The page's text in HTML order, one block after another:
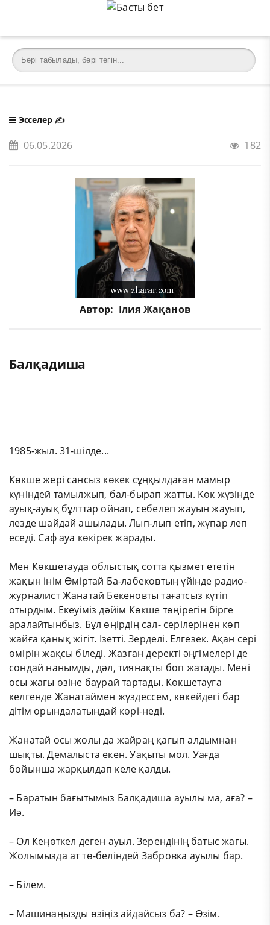
Эсселер✍️
06.05.2026 182
Автор: Ілия Жақанов
Балқадиша
1985-жыл. 31-шілде...
Көкше жері сансыз көкек сұңқылдаған мамыр
күніндей тамылжып, бал-бырап жатты. Көк жүзінде
ауық-ауық бұлттар ойнап, себелеп жауын жауып,
лезде шайдай ашылады. Лып-лып етіп, жұпар леп
еседі. Саф ауа көкірек жарады.
Мен Көкшетауда облыстық сотта қызмет ететін
жақын інім Өміртай Ба-лабековтың үйінде радио-
журналист Жанатай Бекеновты тағатсыз күтіп
отырдым. Екеуіміз дәйім Көкше төңірегін бірге
аралайтынбыз. Бұл өңірдің сал- серілерінен көп
жайға қанық жігіт. Ізетті. Зерделі. Елгезек. Ақан сері
өмірін жақсы біледі. Жазған деректі әңгімелері де
сондай нанымды, дәл, тиянақты боп жатады. Мені
осы жағы өзіне баурай тартады. Көкшетауға
келгенде Жанатаймен жүздессем, көкейдегі бар
дітім орындалатындай көрі-неді.
Жанатай осы жолы да жайраң қағып алдымнан
шықты. Демалыста екен. Уақыты мол. Уағда
бойынша жарқылдап келе қалды.
– Баратын бағытымыз Балқадиша ауылы ма, аға? –
Иә.
– Ол Кеңөткел деген ауыл. Зерендінің батыс жағы.
Жолымызда ат тө-беліндей Забровка ауылы бар.
– Білем.
– Машинаңызды өзіңіз айдайсыз ба? – Өзім.